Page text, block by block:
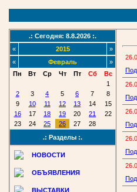
.: Сегодня: 8.8.2026 :.
«
2015
»
«
Февраль
»
Пн
Вт Ср Чт Пт Сб
Вс
1
2
3 4 5 6 7
8
9
10 11 12 13 14
15
16
17 18 19 20 21
22
23
24 25 26 27
28
.: Разделы :.
НОВОСТИ
ОБЪЯВЛЕНИЯ
ВЫСТАВКИ